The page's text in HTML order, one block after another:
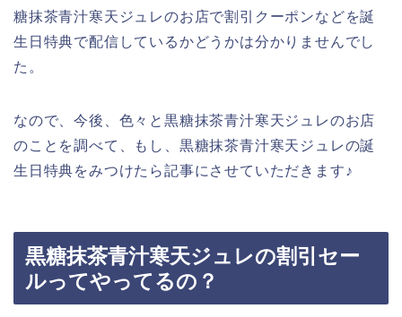
糖抹茶青汁寒天ジュレのお店で割引クーポンなどを誕
生日特典で配信しているかどうかは分かりませんでし
た。
なので、今後、色々と黒糖抹茶青汁寒天ジュレのお店
のことを調べて、もし、黒糖抹茶青汁寒天ジュレの誕
生日特典をみつけたら記事にさせていただきます♪
黒糖抹茶青汁寒天ジュレの割引セー
ルってやってるの？